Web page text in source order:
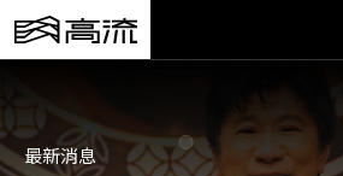
最新消息